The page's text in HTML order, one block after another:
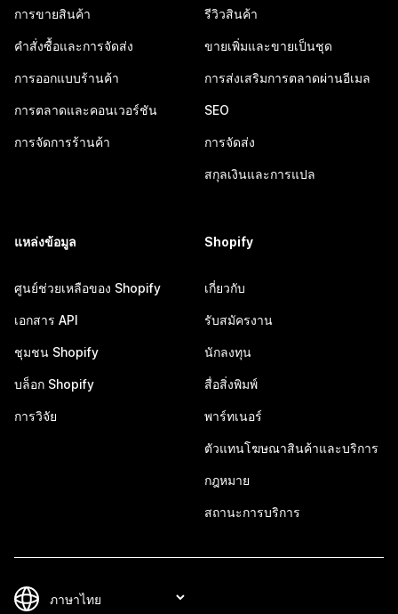
การขายสินค้า
คำสั่งซื้อและการจัดส่ง
การออกแบบร้านค้า
การตลาดและคอนเวอร์ชัน
การจัดการร้านค้า
รีวิวสินค้า
ขายเพิ่มและขายเป็นชุด
การส่งเสริมการตลาดผ่านอีเมล
SEO
การจัดส่ง
สกุลเงินและการแปล
แหล่งข้อมูล
ศูนย์ช่วยเหลือของ Shopify
เอกสาร API
ชุมชน Shopify
บล็อก Shopify
การวิจัย
Shopify
เกี่ยวกับ
รับสมัครงาน
นักลงทุน
สื่อสิ่งพิมพ์
พาร์ทเนอร์
ตัวแทนโฆษณาสินค้าและบริการ
กฎหมาย
สถานะการบริการ